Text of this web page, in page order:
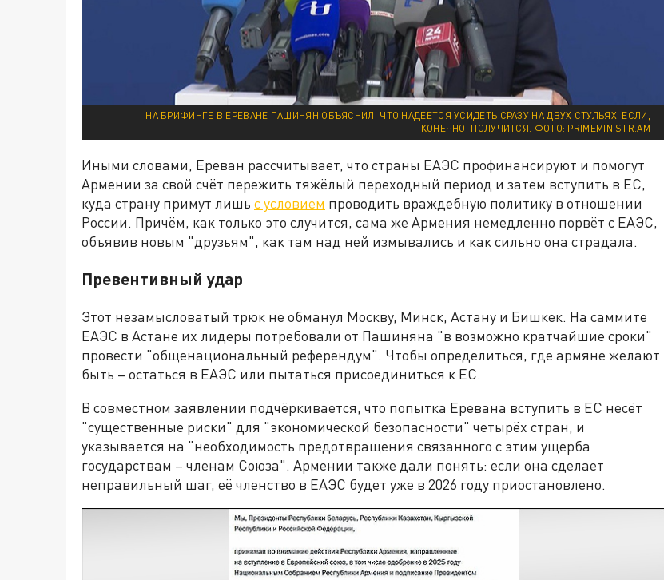
НА БРИФИНГЕ В ЕРЕВАНЕ ПАШИНЯН ОБЪЯСНИЛ, ЧТО НАДЕЕТСЯ УСИДЕТЬ СРАЗУ НА ДВУХ СТУЛЬЯХ. ЕСЛИ,
КОНЕЧНО, ПОЛУЧИТСЯ. ФОТО: PRIMEMINISTR.AM
Иными словами, Ереван рассчитывает, что страны ЕАЭС профинансируют и помогут
Армении за свой счёт пережить тяжёлый переходный период и затем вступить в ЕС,
куда страну примут лишь с условием проводить враждебную политику в отношении
России. Причём, как только это случится, сама же Армения немедленно порвёт с ЕАЭС,
объявив новым "друзьям", как там над ней измывались и как сильно она страдала.
Превентивный удар
Этот незамысловатый трюк не обманул Москву, Минск, Астану и Бишкек. На саммите
ЕАЭС в Астане их лидеры потребовали от Пашиняна "в возможно кратчайшие сроки"
провести "общенациональный референдум". Чтобы определиться, где армяне желают
быть – остаться в ЕАЭС или пытаться присоединиться к ЕС.
В совместном заявлении подчёркивается, что попытка Еревана вступить в ЕС несёт
"существенные риски" для "экономической безопасности" четырёх стран, и
указывается на "необходимость предотвращения связанного с этим ущерба
государствам – членам Союза". Армении также дали понять: если она сделает
неправильный шаг, её членство в ЕАЭС будет уже в 2026 году приостановлено.